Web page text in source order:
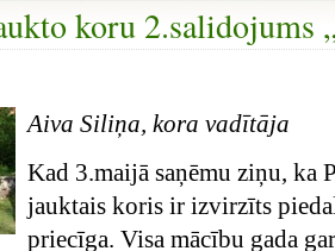
koru 2.salidojums
Aiva Siliņa, kora vadītāja
Kad 3.maijā saņēmu ziņu, ka
jauktais koris ir izvirzīts
priecīga. Visa mācību gada